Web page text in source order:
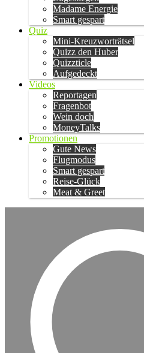
Madame Energie
Smart gespart
Quiz
Mini-Kreuzworträtsel
Quizz den Huber
Quizzticle
Aufgedeckt
Videos
Reportagen
Fragenbot
Wein doch
MoneyTalks
Promotionen
Gute News
Flugmodus
Smart gespart
Reise-Glück
Meat & Greet